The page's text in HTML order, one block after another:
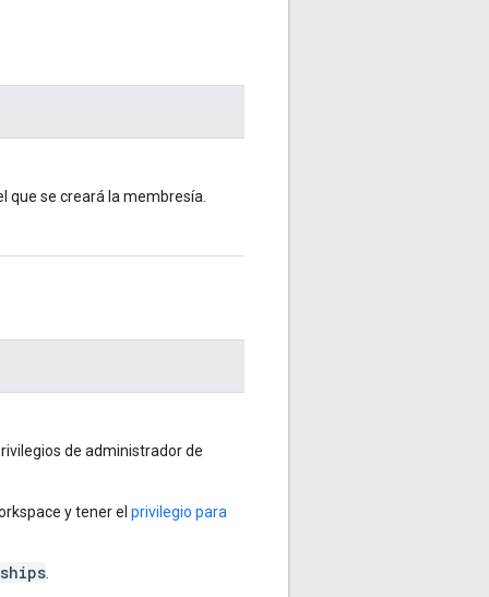
que se creará la membresía.
de administrador de
y tener el privilegio para